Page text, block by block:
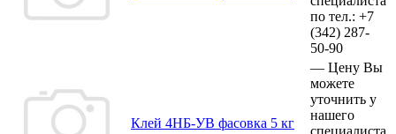
по тел.: +7
(342) 287-
50-90
Клей 4НБ-УВ фасовка 5 кг
— Цену Вы
можете
уточнить у
нашего
специалиста